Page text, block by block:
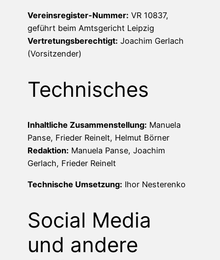
Vereinsregister-Nummer: VR 10837,
geführt beim Amtsgericht Leipzig
Vertretungsberechtigt: Joachim Gerlach
(Vorsitzender)
Technisches
Inhaltliche Zusammenstellung: Manuela
Panse, Frieder Reinelt, Helmut Börner
Redaktion: Manuela Panse, Joachim
Gerlach, Frieder Reinelt
Technische Umsetzung: Ihor Nesterenko
Social Media
und andere